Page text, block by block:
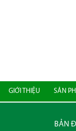
GIỚI THIỆU SẢN
BẢN